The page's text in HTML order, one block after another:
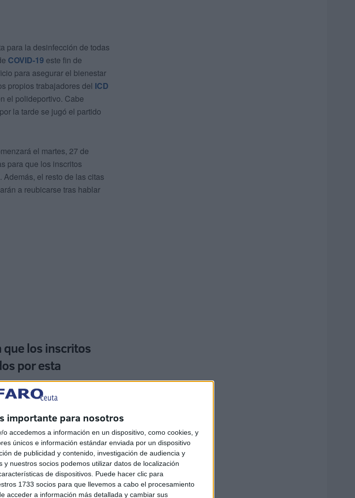
importante para nosotros
o accedemos a información en un dispositivo, como cookies, y
únicos e información estándar enviada por un dispositivo
de publicidad y contenido, investigación de audiencia y
y nuestros socios podemos utilizar datos de localización
de dispositivos. Puede hacer clic para
1733 socios para que llevemos a cabo el procesamiento
acceder a información más detallada y cambiar sus
para la desinfección de todas
COVID-19 este fin de
para asegurar el bienestar
propios trabajadores del ICD
el polideportivo. Cabe
la tarde se jugó el partido
el martes, 27 de
para que los inscritos
el resto de las citas
a reubicarse tras hablar
que los inscritos
por esta
ciudadanía de un posible
su teléfono de